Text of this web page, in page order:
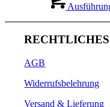
RECHTLICHES
AGB
Widerrufsbelehrung
Versand & Lieferung